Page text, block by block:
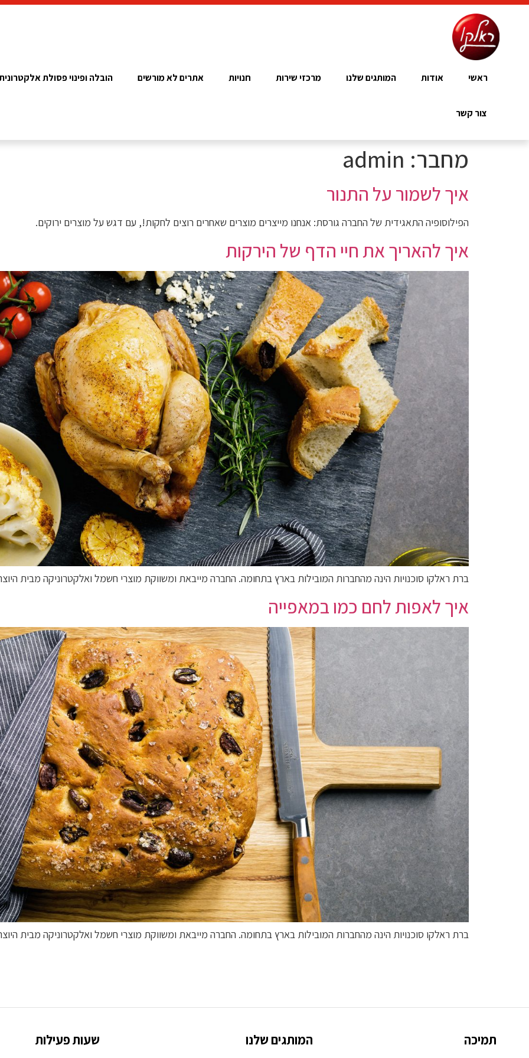
ראשי אודות המותגים שלנו מרכזי שירות חנויות אתרים לא מורשים הובלה ופינוי פסולת
צור קשר
מחבר: admin
איך לשמור על התנור
הפילוסופיה התאגידית של החברה גורסת: אנחנו מייצרים מוצרים שאחרים רוצים לחקות!, עם דגש על מוצרים ירוקים.
איך להאריך את חיי הדף של הירקות
ברת ראלקו סוכנויות הינה מהחברות המובילות בארץ בתחומה. החברה מייבאת ומשווקת מוצרי חשמל ואלקטרוניקה מבית
איך לאפות לחם כמו במאפייה
ברת ראלקו סוכנויות הינה מהחברות המובילות בארץ בתחומה. החברה מייבאת ומשווקת מוצרי חשמל ואלקטרוניקה מבית
תמיכה המותגים שלנו שעות פעילות